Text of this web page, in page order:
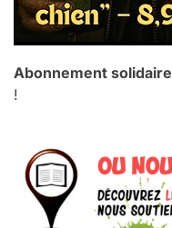
Abonnement solidaire
!